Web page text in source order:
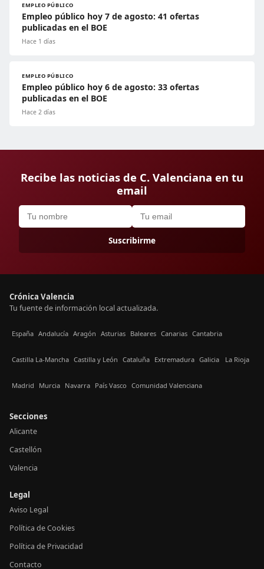
EMPLEO PÚBLICO
Empleo público hoy 7 de agosto: 41 ofertas
publicadas en el BOE
Hace 1 días
EMPLEO PÚBLICO
Empleo público hoy 6 de agosto: 33 ofertas
publicadas en el BOE
Hace 2 días
Recibe las noticias de C. Valenciana en tu
email
Suscribirme
Crónica Valencia
Tu fuente de información local actualizada.
España Andalucía Aragón Asturias Baleares Canarias Cantabria
Castilla La-Mancha Castilla y León Cataluña Extremadura Galicia La Rioja
Madrid Murcia Navarra País Vasco Comunidad Valenciana
Secciones
Alicante
Castellón
Valencia
Legal
Aviso Legal
Política de Cookies
Política de Privacidad
Contacto